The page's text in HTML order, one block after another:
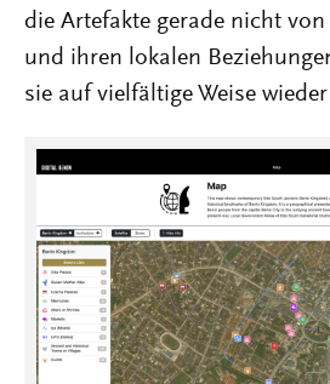
die Artefakte gerade nicht
und ihren lokalen
sie auf vielfältige Weise